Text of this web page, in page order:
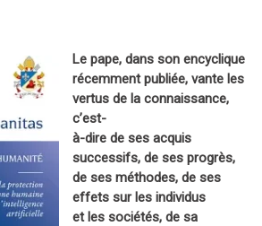
Le pape, dans son encyclique
récemment publiée, vante les
vertus de la connaissance,
c’est-
à-dire de ses acquis
successifs, de ses progrès,
de ses méthodes, de ses
effets sur les individus
et les sociétés, de sa